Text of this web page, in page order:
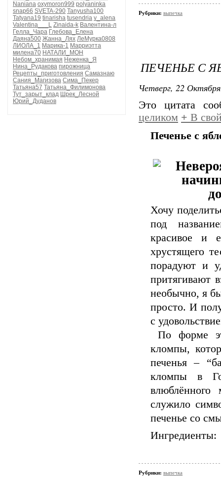
Naniana oxymoron999 polyaninka
snap66 SVETA-290 Tanyusha100
Tatyana19 tinarisha tusendria v_alena
Valentina___L Zinaida-k Валентина-л
Гелла_Чара Глебова_Елена
Даяна500 Жанна_Лях ЛеМурка0808
ЛИОЛА_1 Марика-1 Марриэтта
милена70 НАТАЛИ_МОН
Небом_хранимая Неженка_Я
Нина_Рудакова пирожница
Рецепты_приготовления Самазнаю
Сания_Магизова Сима_Пекер
Татьяна57 Татьяна_Филимонова
Тут_зарыт_клад Шрек_Лесной
Юрий_Дуданов
Рубрики: выпечка
ПЕЧЕНЬЕ С
Четверг, 22
Это цитата
целиком + В
Печенье с
Хочу
под
красивое и
хрустящего
порадуют и
притягивают
необычно, я
просто. И
с
По форме
кломпы,
печенья –
кломпы в
влюблённого
служило
печенье со
Ингредиенты:
Рубрики: выпечка